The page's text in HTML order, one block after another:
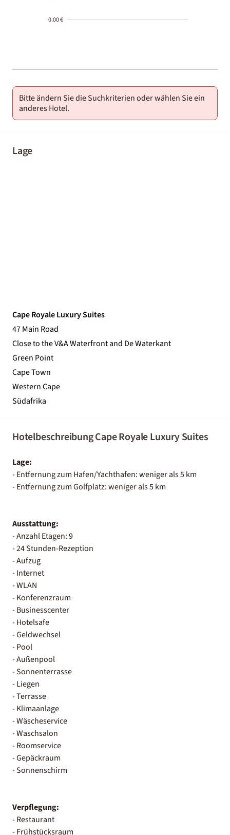
0.00 €
01-02
Bitte ändern Sie die Suchkriterien oder wählen Sie ein
anderes Hotel.
Lage
Cape Royale Luxury Suites
47 Main Road
Close to the V&A Waterfront and De Waterkant
Green Point
Cape Town
Western Cape
Südafrika
Hotelbeschreibung Cape Royale Luxury Suites
Lage:
- Entfernung zum Hafen/Yachthafen: weniger als 5 km
- Entfernung zum Golfplatz: weniger als 5 km
Ausstattung:
- Anzahl Etagen: 9
- 24 Stunden-Rezeption
- Aufzug
- Internet
- WLAN
- Konferenzraum
- Businesscenter
- Hotelsafe
- Geldwechsel
- Pool
- Außenpool
- Sonnenterrasse
- Liegen
- Terrasse
- Klimaanlage
- Wäscheservice
- Waschsalon
- Roomservice
- Gepäckraum
- Sonnenschirm
Verpflegung:
- Restaurant
- Frühstücksraum